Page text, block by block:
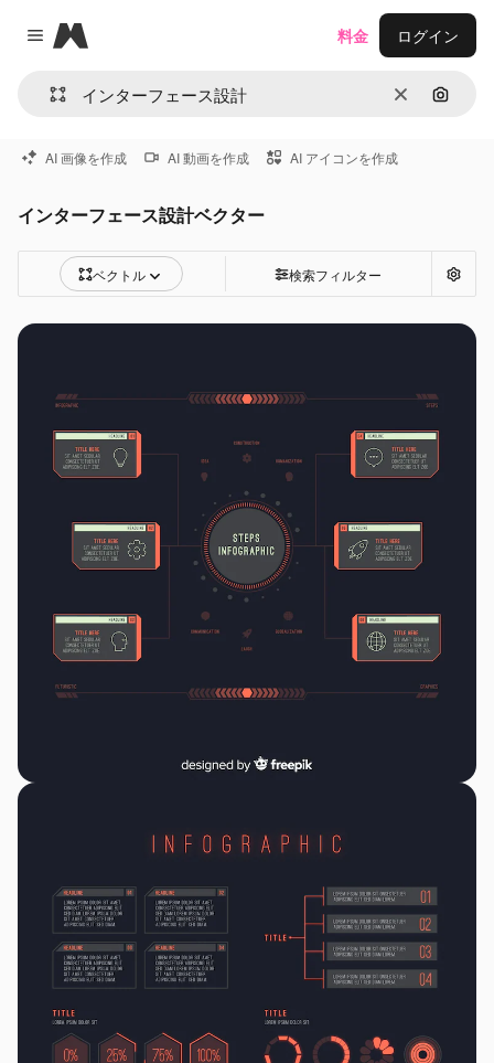
Close menu
Magnific
消去 画像で
料金 ログイン
AI 画像を作成 AI 動画を作成 AI アイコンを作成
インターフェース設計ベクター
ベクトル 検索フィルター